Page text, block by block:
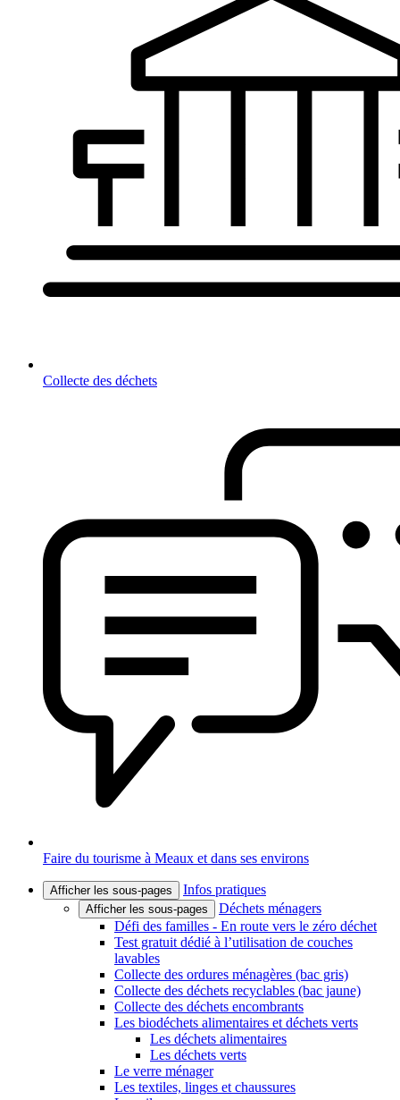
Collecte des déchets
Faire du tourisme à Meaux et dans ses environs
Afficher les sous-pages Infos pratiques
Afficher les sous-pages
Déchets ménagers
Défi des familles - En route vers le zéro déchet
Test gratuit dédié à l’utilisation de couches
lavables
Collecte des ordures ménagères (bac gris)
Collecte des déchets recyclables (bac jaune)
Collecte des déchets encombrants
Les biodéchets alimentaires et déchets verts
Les déchets alimentaires
Les déchets verts
Le verre ménager
Les textiles, linges et chaussures